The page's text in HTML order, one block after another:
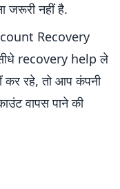
जरूरी नहीं है.
Recovery
recovery help ले
कर रहे, तो आप कंपनी
वापस पाने की